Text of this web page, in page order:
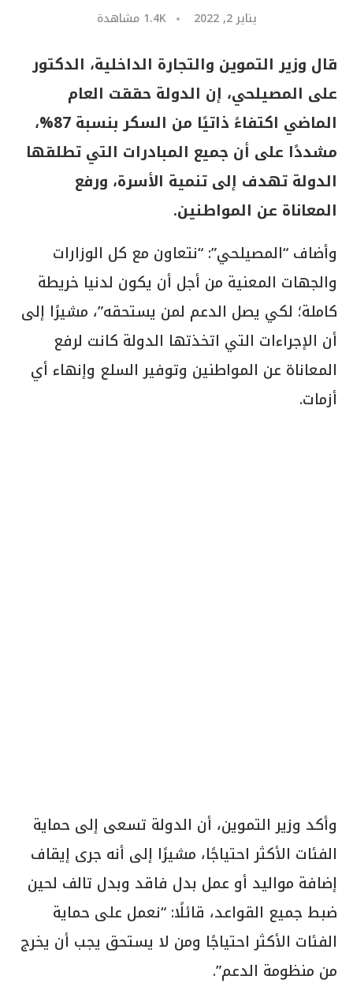
يناير 2, 2022 1.4K مشاهدة
قال وزير التموين والتجارة الداخلية، الدكتور
على المصيلحي، إن الدولة حققت العام
الماضي اكتفاءً ذاتيًا من السكر بنسبة 87%،
مشددًا على أن جميع المبادرات التي تطلقها
الدولة تهدف إلى تنمية الأسرة، ورفع
المعاناة عن المواطنين.
وأضاف “المصيلحي”: “نتعاون مع كل الوزارات
والجهات المعنية من أجل أن يكون لدنيا خريطة
كاملة؛ لكي يصل الدعم لمن يستحقه”، مشيرًا إلى
أن الإجراءات التي اتخذتها الدولة كانت لرفع
المعاناة عن المواطنين وتوفير السلع وإنهاء أي
أزمات.
وأكد وزير التموين، أن الدولة تسعى إلى حماية
الفئات الأكثر احتياجًا، مشيرًا إلى أنه جرى إيقاف
إضافة مواليد أو عمل بدل فاقد وبدل تالف لحين
ضبط جميع القواعد، قائلًا: “نعمل على حماية
الفئات الأكثر احتياجًا ومن لا يستحق يجب أن يخرج
من منظومة الدعم”.